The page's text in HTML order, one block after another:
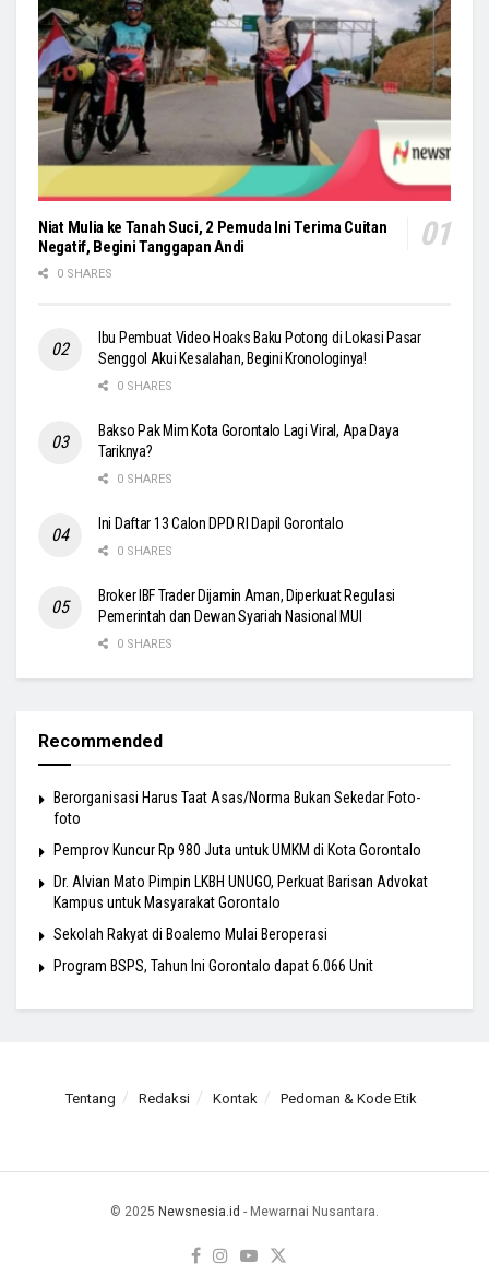
Niat Mulia ke Tanah Suci, 2 Pemuda Ini Terima Cuitan
Negatif, Begini Tanggapan Andi
0 SHARES
Ibu Pembuat Video Hoaks Baku Potong di Lokasi Pasar
Senggol Akui Kesalahan, Begini Kronologinya!
0 SHARES
Bakso Pak Mim Kota Gorontalo Lagi Viral, Apa Daya
Tariknya?
0 SHARES
Ini Daftar 13 Calon DPD RI Dapil Gorontalo
0 SHARES
Broker IBF Trader Dijamin Aman, Diperkuat Regulasi
Pemerintah dan Dewan Syariah Nasional MUI
0 SHARES
Recommended
Berorganisasi Harus Taat Asas/Norma Bukan Sekedar Foto-
foto
Pemprov Kuncur Rp 980 Juta untuk UMKM di Kota Gorontalo
Dr. Alvian Mato Pimpin LKBH UNUGO, Perkuat Barisan Advokat
Kampus untuk Masyarakat Gorontalo
Sekolah Rakyat di Boalemo Mulai Beroperasi
Program BSPS, Tahun Ini Gorontalo dapat 6.066 Unit
Tentang Redaksi Kontak Pedoman & Kode Etik
© 2025 Newsnesia.id - Mewarnai Nusantara.